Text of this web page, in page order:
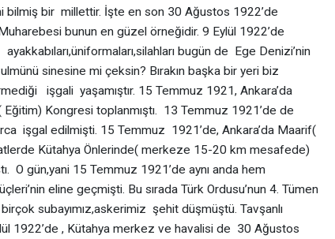
bilmiş bir millettir. İşte en son 30 Ağustos 1922’de
bunun en güzel örneğidir. 9 Eylül 1922’de
bugün de Ege Denizi’nin
sinesine mi çeksin? Bırakın başka bir yeri biz
işgali yaşamıştır. 15 Temmuz 1921, Ankara’da
Eğitim) Kongresi toplanmıştı. 13 Temmuz 1921’de de
işgal edilmişti. 15 Temmuz 1921’de, Ankara’da Maarif(
Kütahya Önlerinde( merkeze 15-20 km mesafede)
O gün,yani 15 Temmuz 1921’de aynı anda hem
eline geçmişti. Bu sırada Türk Ordusu’nun 4. Tümen
subayımız,askerimiz şehit düşmüştü. Tavşanlı
1922’de , Kütahya merkez ve havalisi de 30 Ağustos